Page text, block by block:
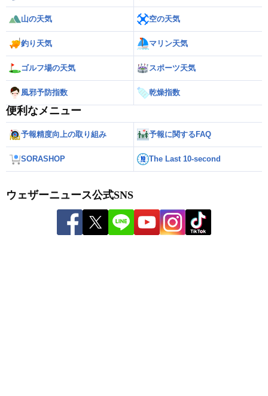
山の天気 空の天気
釣り天気 マリン天気
ゴルフ場の天気 スポーツ天気
風邪予防指数 乾燥指数
便利なメニュー
予報精度向上の取り組み 予報に関するFAQ
SORASHOP The Last 10-second
ウェザーニュース公式SNS